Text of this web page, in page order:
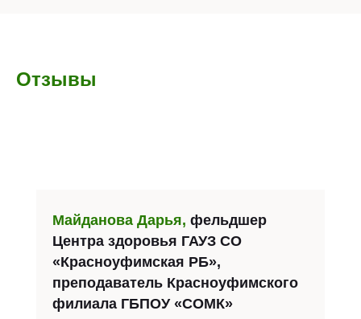
Отзывы
Майданова Дарья, фельдшер
Центра здоровья ГАУЗ СО
«Красноуфимская РБ»,
преподаватель Красноуфимского
филиала ГБПОУ «СОМК»